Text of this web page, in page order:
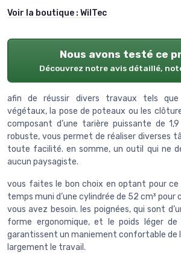
Voir la boutique : WilTec
Nous avons testé ce
Découvrez notre avis détaillé,
afin de réussir divers travaux tels
végétaux, la pose de poteaux ou les
composant d’une tarière puissante de
robuste, vous permet de réaliser diverses
toute facilité. en somme, un outil qui ne
aucun paysagiste.
vous faites le bon choix en optant pour
temps muni d’une cylindrée de 52 cm³ pour
vous avez besoin. les poignées, qui sont
forme ergonomique, et le poids léger de
garantissent un maniement confortable de
largement le travail.